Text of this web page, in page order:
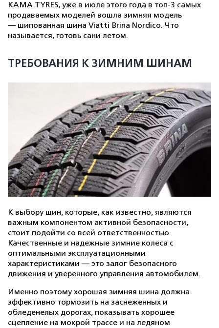
KAMA TYRES, уже в июле этого года в топ-3 самых
продаваемых моделей вошла зимняя модель
— шипованная шина Viatti Brina Nordico. Что
называется, готовь сани летом.
ТРЕБОВАНИЯ К ЗИМНИМ ШИНАМ
К выбору шин, которые, как известно, являются
важным компонентом активной безопасности,
стоит подойти со всей ответственностью.
Качественные и надежные зимние колеса с
оптимальными эксплуатационными
характеристиками — это залог безопасного
движения и уверенного управления автомобилем.
Именно поэтому хорошая зимняя шина должна
эффективно тормозить на заснеженных и
обледенелых дорогах, показывать хорошее
сцепление на мокрой трассе и на ледяном